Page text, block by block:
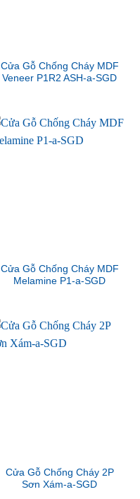
Cửa Gỗ Chống Cháy MDF
Veneer P1R2 ASH-a-SGD
Cửa Gỗ Chống Cháy MDF
Melamine P1-a-SGD
Cửa Gỗ Chống Cháy 2P
Sơn Xám-a-SGD